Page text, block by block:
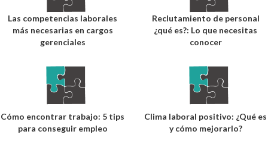
Las competencias laborales
más necesarias en cargos
gerenciales
Reclutamiento de personal
¿qué es?: Lo que necesitas
conocer
Cómo encontrar trabajo: 5 tips
para conseguir empleo
Clima laboral positivo: ¿Qué es
y cómo mejorarlo?